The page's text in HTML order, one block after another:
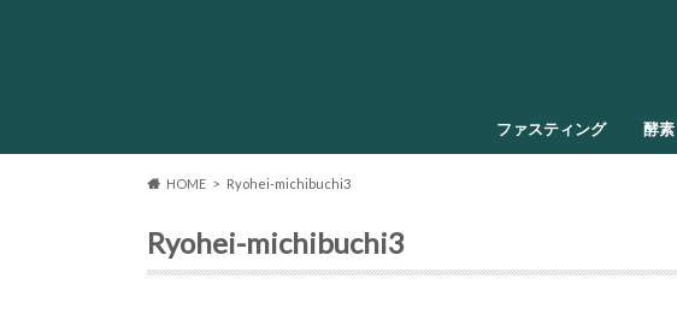
ファスティング 酵
HOME Ryohei-michibuchi3
Ryohei-michibuchi3